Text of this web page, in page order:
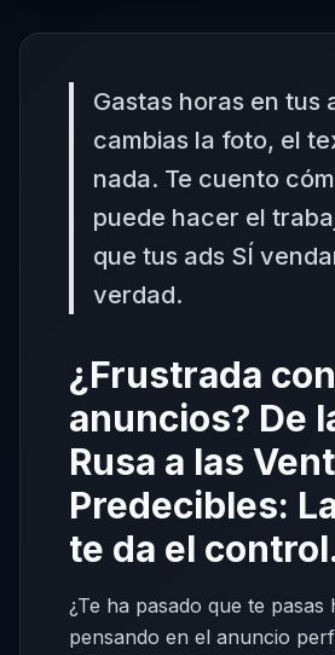
Gastas horas en tus
cambias la foto, el
nada. Te cuento
puede hacer el
que tus ads SÍ
verdad.
¿Frustrada
anuncios? De
Rusa a las
Predecibles:
te da el
¿Te ha pasado que te pasas
pensando en el anuncio